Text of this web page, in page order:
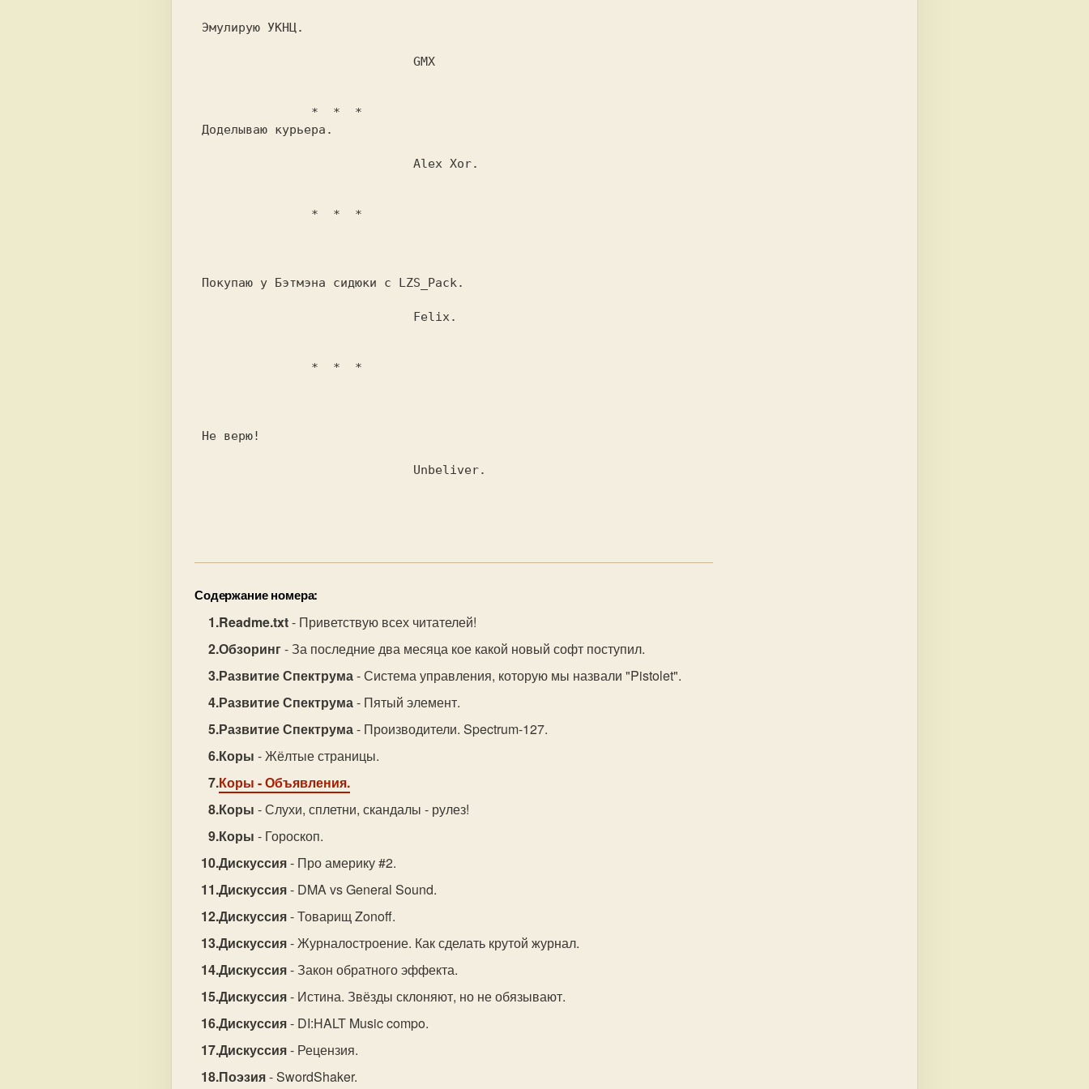
                              GMX
                *  *  *
                              Alex Xor.
                *  *  *
                              Felix.
                *  *  *
                              Unbeliver.
Содержание номера:
Readme.txt- Приветствую всех читателей!
Обзоринг- За последние два месяца кое какой новый софт поступил.
Развитие Спектрума- Система управления, которую мы назвали "Pistolet".
Развитие Спектрума- Пятый элемент.
Развитие Спектрума- Производители. Spectrum-127.
Коры - Жёлтые страницы.
Коры - Объявления.
Коры - Слухи, сплетни, скандалы - рулез!
Коры - Гороскоп.
Дискуссия- Про америку #2.
Дискуссия- DMA vs General Sound.
Дискуссия- Товарищ Zonoff.
Дискуссия- Журналостроение. Как сделать крутой журнал.
Дискуссия- Закон обратного эффекта.
Дискуссия- Истина. Звёзды склоняют, но не обязывают.
Дискуссия- DI:HALT Music compo.
Дискуссия- Рецензия.
Поэзия- SwordShaker.